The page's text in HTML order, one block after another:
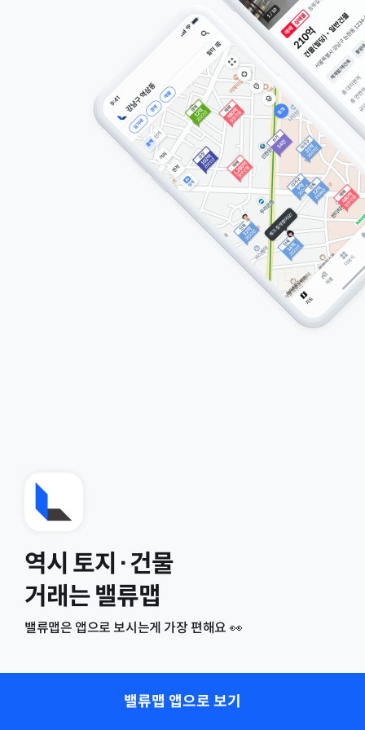
역시 토지·건물
거래는 밸류맵
밸류맵은 앱으로 보시는게 가장 편해요 👀
밸류맵 앱으로 보기